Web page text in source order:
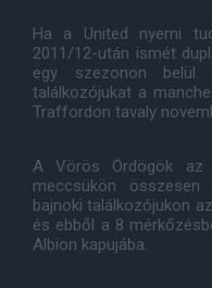
Ha a United nyerni
2011/12-után ismét
egy szezonon
találkozójukat a
Traffordon tavaly
A Vörös Ördögök
meccsükön
bajnoki találkozójukon
és ebből a 8
Albion kapujába.